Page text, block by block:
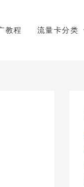
教程 流量卡分类